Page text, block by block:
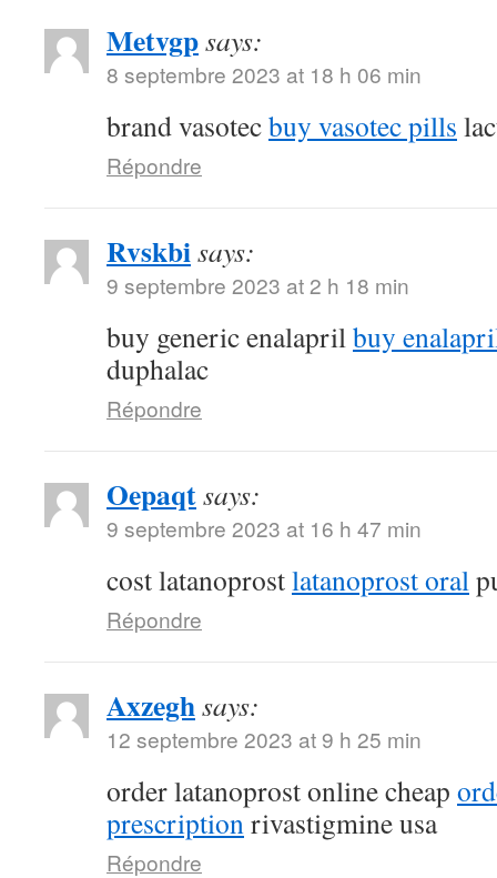
Metvgpsays:
8 septembre 2023 at 18 h 06 min
brand vasotecbuy vasotec pills
Répondre
Rvskbisays:
9 septembre 2023 at 2 h 18 min
buy generic enalapril buy
duphalac
Répondre
Oepaqtsays:
9 septembre 2023 at 16 h 47 min
cost latanoprostlatanoprost oral
Répondre
Axzeghsays:
12 septembre 2023 at 9 h 25 min
order latanoprost online cheap
prescription rivastigmine usa
Répondre